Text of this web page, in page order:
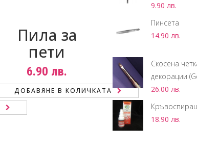
Пила за
пети
6.90 лв.
ДОБАВЯНЕ В КОЛИЧКАТА
9.90 лв.
Пинсета
14.90 лв.
Скосена
декорации
26.00 лв.
18.90 лв.